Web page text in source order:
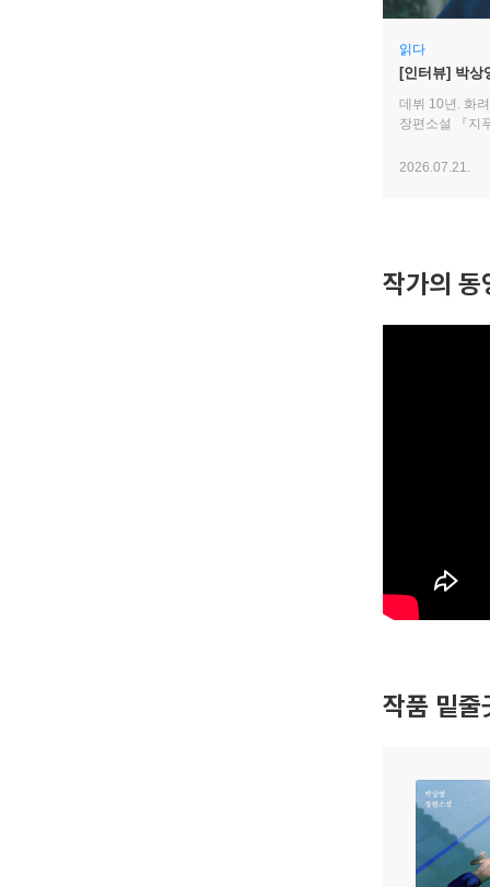
읽다
[인터뷰] 박상
데뷔 10년. 화
장편소설 『지
2026.07.21.
작가의 동
작품 밑줄